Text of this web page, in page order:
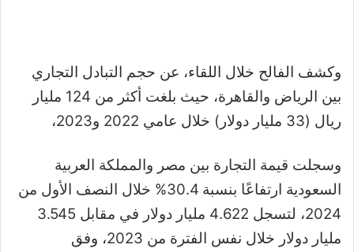
وكشف الفالح خلال اللقاء، عن حجم التبادل التجاري
بين الرياض والقاهرة، حيث بلغت أكثر من 124 مليار
ريال (33 مليار دولار) خلال عامي 2022 و2023،
وسجلت قيمة التجارة بين مصر والمملكة العربية
السعودية ارتفاعًا بنسبة 30.4% خلال النصف الأول من
2024، لتسجل 4.622 مليار دولار في مقابل 3.545
مليار دولار خلال نفس الفترة من 2023، وفق